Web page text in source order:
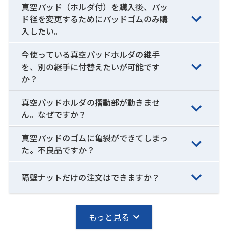
真空パッド（ホルダ付）を購入後、パッ
ド径を変更するためにパッドゴムのみ購
入したい。
今使っている真空パッドホルダの継手
を、別の継手に付替えたいが可能です
か？
真空パッドホルダの摺動部が動きませ
ん。なぜですか？
真空パッドのゴムに亀裂ができてしまっ
た。不良品ですか？
隔壁ナットだけの注文はできますか？
もっと見る